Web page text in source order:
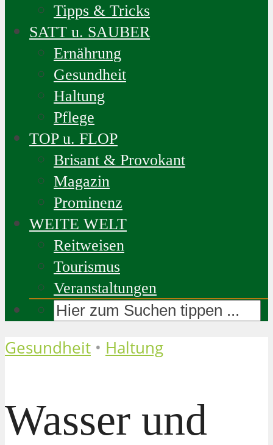
Tipps & Tricks
SATT u. SAUBER
Ernährung
Gesundheit
Haltung
Pflege
TOP u. FLOP
Brisant & Provokant
Magazin
Prominenz
WEITE WELT
Reitweisen
Tourismus
Veranstaltungen
Gesundheit • Haltung
Wasser und